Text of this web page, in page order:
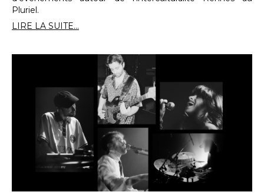
Pluriel.
LIRE LA SUITE...